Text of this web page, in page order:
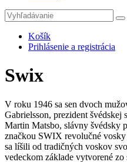
Košík
Prihlásenie a registrácia
Swix
V roku 1946 sa sen dvoch
Gabrielsson, prezident švédskej
Martin Matsbo, slávny švédsky
značkou SWIX revolučné
sa líšili od tradičných voskov
vedeckom základe vytvorené